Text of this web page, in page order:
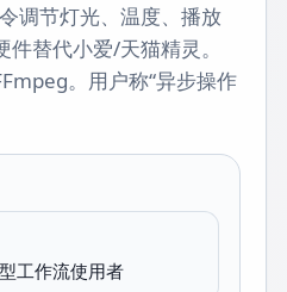
调节灯光、温度、播放
替代小爱/天猫精灵。
。用户称“异步操作
工作流使用者